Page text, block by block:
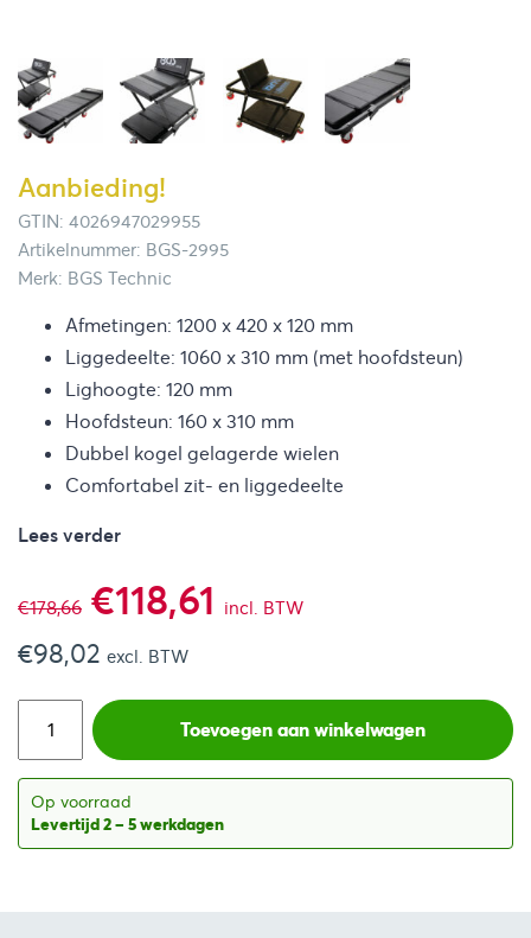
Aanbieding!
GTIN: 4026947029955
Artikelnummer: BGS-2995
Merk: BGS Technic
Afmetingen: 1200 x 420 x 120 mm
Liggedeelte: 1060 x 310 mm (met hoofdsteun)
Lighoogte: 120 mm
Hoofdsteun: 160 x 310 mm
Dubbel kogel gelagerde wielen
Comfortabel zit- en liggedeelte
Lees verder
€178,66 Oorspronkelijke
prijs
was:
€178,66.
€118,61 Huidige
is:
€118,61.
incl. BTW
€98,02 excl. BTW
Toevoegen aan winkelwagen
Op voorraad
Levertijd 2 – 5 werkdagen